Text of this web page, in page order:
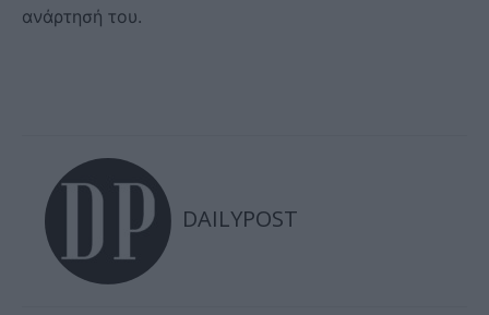
ανάρτησή του.
DAILYPOST